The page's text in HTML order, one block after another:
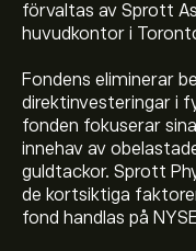
förvaltas av Sprott
huvudkontor i
Fondens eliminerar
direktinvesteringar i
fonden fokuserar
innehav av
guldtackor. Sprott
de kortsiktiga
fond handlas på
Det aktuella priset på
Sprott Physical Gold